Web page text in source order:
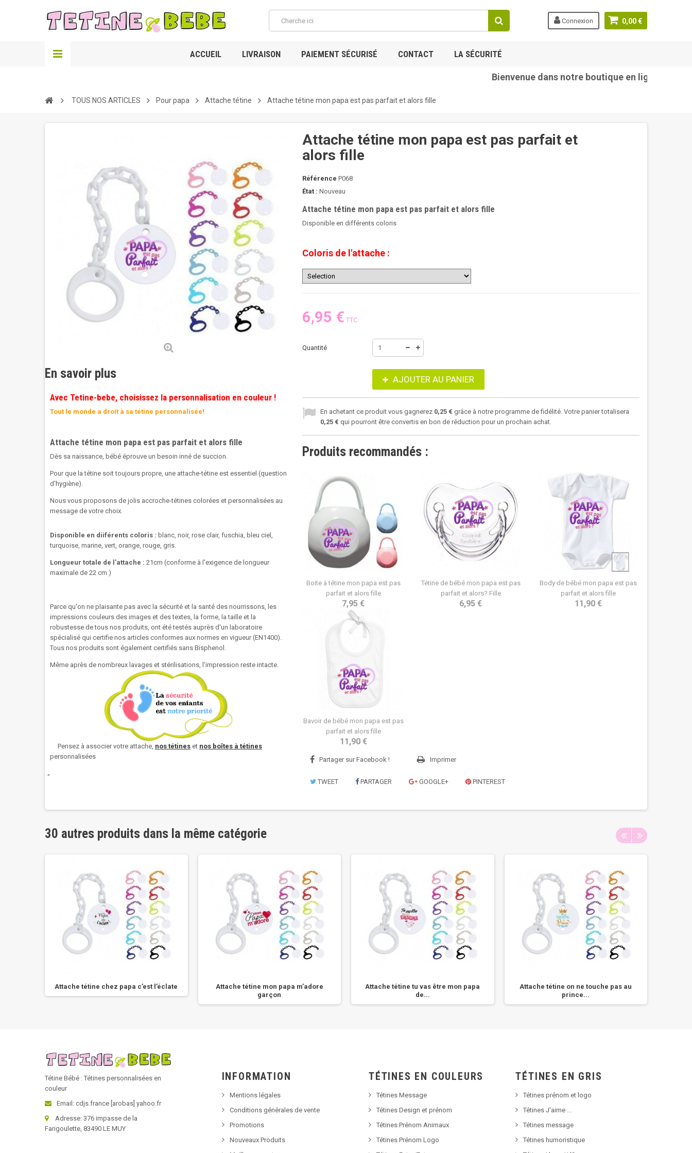
0,00 €
Connexion
ACCUEIL LIVRAISON PAIEMENT SÉCURISÉ CONTACT LA SÉCURITÉ
Bienvenue dans notre boutique en ligne tetine-
TOUS NOS ARTICLES Pour papa Attache tétine Attache tétine mon papa est pas parfait et alors fille
En savoir plus
Avec Tetine-bebe, choisissez la personnalisation en couleur !
Tout le monde a droit à sa tétine personnalisée!
Attache tétine mon papa est pas parfait et alors fille
Dès sa naissance, bébé éprouve un besoin inné de succion.
Pour que la tétine soit toujours propre, une attache-tétine est essentiel (question
d'hygiène).
Nous vous proposons de jolis accroche-tétines colorées et personnalisées au
message de votre choix.
Disponible en diiférents coloris : blanc, noir, rose clair, fuschia, bleu ciel,
turquoise, marine, vert, orange, rouge, gris.
Longueur totale de l'attache : 21cm (conforme à l'exigence de longueur
maximale de 22 cm.)
Parce qu'on ne plaisante pas avec la sécurité et la santé des nourrissons, les
impressions couleurs des images et des textes, la forme, la taille et la
robustesse de tous nos produits, ont été testés auprès d'un laboratoire
spécialisé qui certifie nos articles conformes aux normes en vigueur (EN1400).
Tous nos produits sont également certifiés sans Bisphenol.
Même après de nombreux lavages et stérilisations, l'impression reste intacte.
Pensez à associer votre attache, nos tétines et nos boîtes à tétines
personnalisées
"
Attache tétine mon papa est pas parfait et
alors fille
Référence P068
État : Nouveau
Attache tétine mon papa est pas parfait et alors fille
Disponible en différents coloris
Coloris de l'attache :
6,95 € TTC
Quantité
AJOUTER AU PANIER
En achetant ce produit vous gagnerez 0,25 € grâce à notre programme de fidélité. Votre panier totalisera
0,25 € qui pourront être convertis en bon de réduction pour un prochain achat.
Produits recommandés :
Boite à tétine mon papa est pas
parfait et alors fille
7,95 €
Tétine de bébé mon papa est pas
parfait et alors? Fille
6,95 €
Body de bébé mon papa est pas
parfait et alors fille
11,90 €
Bavoir de bébé mon papa est pas
parfait et alors fille
11,90 €
Partager sur Facebook ! Imprimer
TWEET PARTAGER GOOGLE+ PINTEREST
30 autres produits dans la même catégorie
Attache tétine chez papa c’est l’éclate
Attache tétine mon papa m’adore
garçon
Attache tétine tu vas être mon papa
de...
Attache tétine on ne touche pas au
prince...
Tétine Bébé : Tétines personnalisées en
couleur
Email: cdjs.france [arobas] yahoo.fr
Adresse: 376 impasse de la
Farigoulette, 83490 LE MUY
INFORMATION
Mentions légales
Conditions générales de vente
Promotions
Nouveaux Produits
TÉTINES EN COULEURS
Tétines Message
Tétines Design et prénom
Tétines Prénom Animaux
Tétines Prénom Logo
TÉTINES EN GRIS
Tétines prénom et logo
Tétines J'aime ...
Tétines message
Tétines humoristique